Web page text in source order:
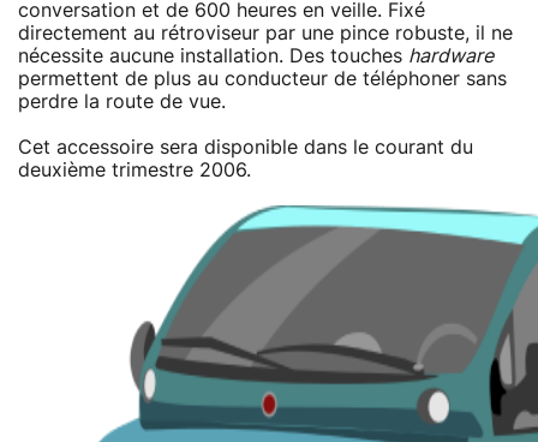
conversation et de 600 heures en veille. Fixé
directement au rétroviseur par une pince robuste, il ne
nécessite aucune installation. Des touches hardware
permettent de plus au conducteur de téléphoner sans
perdre la route de vue.
Cet accessoire sera disponible dans le courant du
deuxième trimestre 2006.